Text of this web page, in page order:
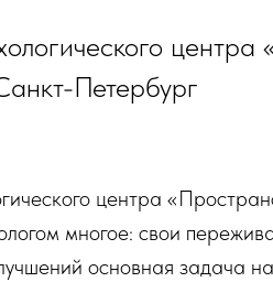
центра
Петербург
центра
многое: свои
основная задача